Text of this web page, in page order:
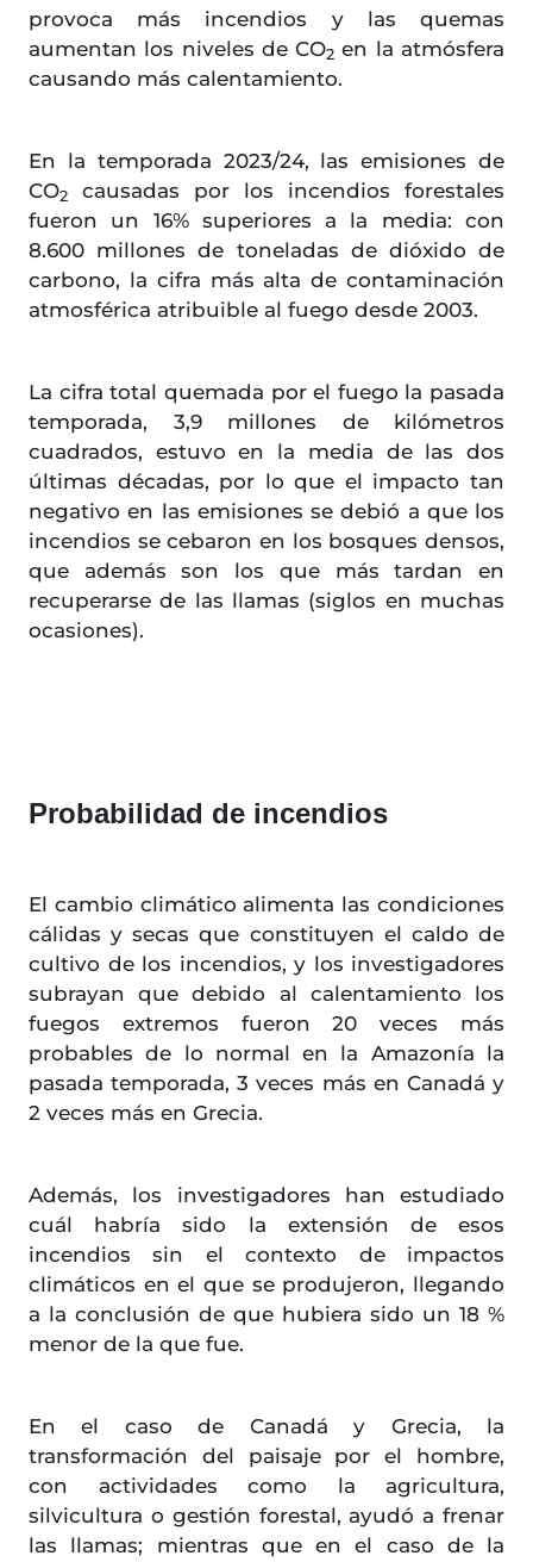
provoca más incendios y las quemas
aumentan los niveles de CO2 en la atmósfera
causando más calentamiento.
En la temporada 2023/24, las emisiones de
CO2
causadas por los incendios forestales
fueron un 16% superiores a la media: con
8.600 millones de toneladas de dióxido de
carbono, la cifra más alta de contaminación
atmosférica atribuible al fuego desde 2003.
La cifra total quemada por el fuego la pasada
temporada, 3,9 millones de kilómetros
cuadrados, estuvo en la media de las dos
últimas décadas, por lo que el impacto tan
negativo en las emisiones se debió a que los
incendios se cebaron en los bosques densos,
que además son los que más tardan en
recuperarse de las llamas (siglos en muchas
ocasiones).
Probabilidad de incendios
El cambio climático alimenta las condiciones
cálidas y secas que constituyen el caldo de
cultivo de los incendios, y los investigadores
subrayan que debido al calentamiento los
fuegos extremos fueron 20 veces más
probables de lo normal en la Amazonía la
pasada temporada, 3 veces más en Canadá y
2 veces más en Grecia.
Además, los investigadores han estudiado
cuál habría sido la extensión de esos
incendios sin el contexto de impactos
climáticos en el que se produjeron, llegando
a la conclusión de que hubiera sido un 18 %
menor de la que fue.
En el caso de Canadá y Grecia, la
transformación del paisaje por el hombre,
con actividades como la agricultura,
silvicultura o gestión forestal, ayudó a frenar
las llamas; mientras que en el caso de la